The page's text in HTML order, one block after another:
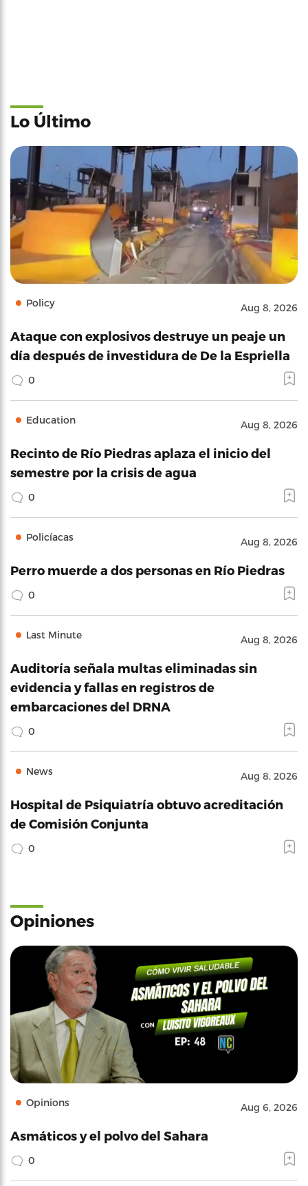
Lo Último
Policy Aug 8, 2026
Ataque con explosivos destruye un peaje un
día después de investidura de De la Espriella
0
Education Aug 8, 2026
Recinto de Río Piedras aplaza el inicio del
semestre por la crisis de agua
0
Policíacas Aug 8, 2026
Perro muerde a dos personas en Río Piedras
0
Last Minute Aug 8, 2026
Auditoría señala multas eliminadas sin
evidencia y fallas en registros de
embarcaciones del DRNA
0
News Aug 8, 2026
Hospital de Psiquiatría obtuvo acreditación
de Comisión Conjunta
0
Opiniones
Opinions Aug 6, 2026
Asmáticos y el polvo del Sahara
0